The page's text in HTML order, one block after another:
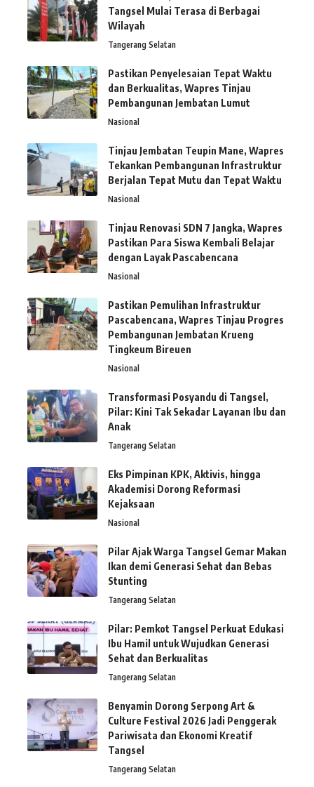
Tangsel Mulai Terasa di Berbagai
Wilayah
Tangerang Selatan
Pastikan Penyelesaian Tepat Waktu
dan Berkualitas, Wapres Tinjau
Pembangunan Jembatan Lumut
Nasional
Tinjau Jembatan Teupin Mane, Wapres
Tekankan Pembangunan Infrastruktur
Berjalan Tepat Mutu dan Tepat Waktu
Nasional
Tinjau Renovasi SDN 7 Jangka, Wapres
Pastikan Para Siswa Kembali Belajar
dengan Layak Pascabencana
Nasional
Pastikan Pemulihan Infrastruktur
Pascabencana, Wapres Tinjau Progres
Pembangunan Jembatan Krueng
Tingkeum Bireuen
Nasional
Transformasi Posyandu di Tangsel,
Pilar: Kini Tak Sekadar Layanan Ibu dan
Anak
Tangerang Selatan
Eks Pimpinan KPK, Aktivis, hingga
Akademisi Dorong Reformasi
Kejaksaan
Nasional
Pilar Ajak Warga Tangsel Gemar Makan
Ikan demi Generasi Sehat dan Bebas
Stunting
Tangerang Selatan
Pilar: Pemkot Tangsel Perkuat Edukasi
Ibu Hamil untuk Wujudkan Generasi
Sehat dan Berkualitas
Tangerang Selatan
Benyamin Dorong Serpong Art &
Culture Festival 2026 Jadi Penggerak
Pariwisata dan Ekonomi Kreatif
Tangsel
Tangerang Selatan